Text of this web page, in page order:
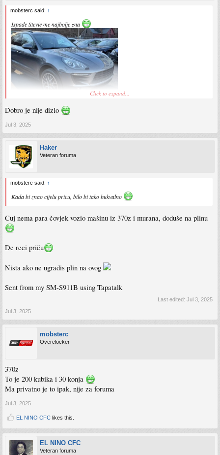
mobsterc said: ↑
Ispade Stevie me najbolje zna
pa necu unazad, 250kW a vidjeti cemo za ćipiranje
Click to expand...
Dobro je nije dizlo
Jul 3, 2025
Haker
Veteran foruma
mobsterc said: ↑
Kada bi znao cijelu pricu, bilo bi tako bukvalno
Cuj nema para čovjek vozio mašinu iz 370z i murana, doduše na plinu
De reci priču
Nista ako ne ugradis plin na ovog
Sent from my SM-S911B using Tapatalk
Last edited: Jul 3, 2025
Jul 3, 2025
mobsterc
Overclocker
370z
To je 200 kubika i 30 konja
Ma privatno je to ipak, nije za foruma
Jul 3, 2025
EL NINO CFC likes this.
EL NINO CFC
Veteran foruma